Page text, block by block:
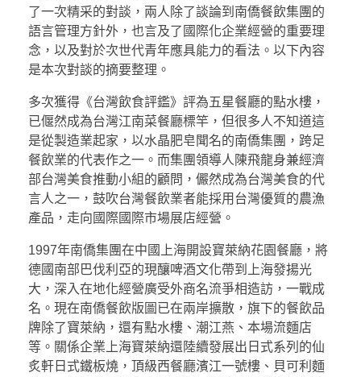
了一次精采的對談，兩人除了談論到南僑餐飲集團的
語言管理方針外，也言及了國際化企業經營的重要理
念，以及對於次世代青年應具能力的看法。以下內容
是本次對談的摘要整理。
多次獲得《台灣飲食評鑑》評為五星餐廳的點水樓，
已偃然成為台灣江南菜餐廳標竿，但很多人不知道這
是從製造業起家，以水晶肥皂聞名的南僑集團，跨足
餐飲業的代表作之一。而集團領導人陳飛龍身兼經濟
部台灣美食推動小組的顧問，儼然成為台灣美食的代
言人之一，鼓吹台灣餐飲業者能採用台灣優質的農漁
產品，走向國際國際市場展店經營。
1997年南僑集團在中國上海開設寶萊納花園餐廳，將
德國南部巴伐利亞的現釀啤酒文化帶到上海發揚光
大，深入在地化經營廣受外商名流爭相造訪，一戰成
名。現在南僑餐飲版圖已在兩岸擴散，旗下的餐飲品
牌除了寶萊納，還有點水樓、潮江燕、本場流麵店
等。關係企業上海寶萊納還陸續發展出日式系列的仙
炙軒日式鐵板燒，頂級西餐廳濱江一號樓、貝可利麵